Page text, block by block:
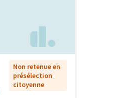
Non retenue en
présélection
citoyenne